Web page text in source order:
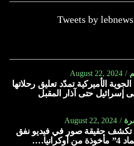
Tweets by
August 22, 2024
الأميركية تمدّد تعليق رحلاتها
إسرائيل حتى آذار المقبل
August 22, 2024
تكشف حقيقة صور في فيديو نفق
أوكرانيا….